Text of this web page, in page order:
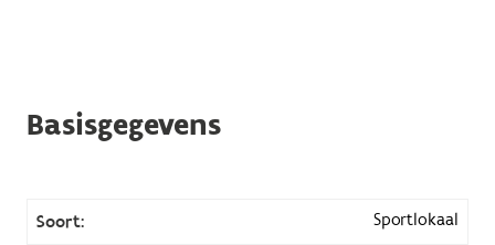
Basisgegevens
Soort: Sportlokaal